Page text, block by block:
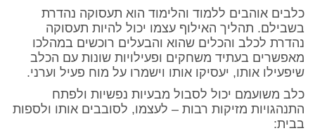
כלבים אוהבים ללמוד והלימוד הוא תעסוקה נהדרת
בשבילם. תהליך האילוף עצמו יכול להיות תעסוקה
נהדרת לכלב והכלים שהוא והבעלים רוכשים במהלכו
מאפשרים בעתיד משחקים ופעילויות שונות עם הכלב
שיפעילו אותו, יעסיקו אותו וישמרו על מוח פעיל וערני.
כלב משועמם יכול לסבול מבעיות נפשיות ולפתח
התנהגויות מזיקות רבות – לעצמו, לסובבים אותו ולספות
בבית: